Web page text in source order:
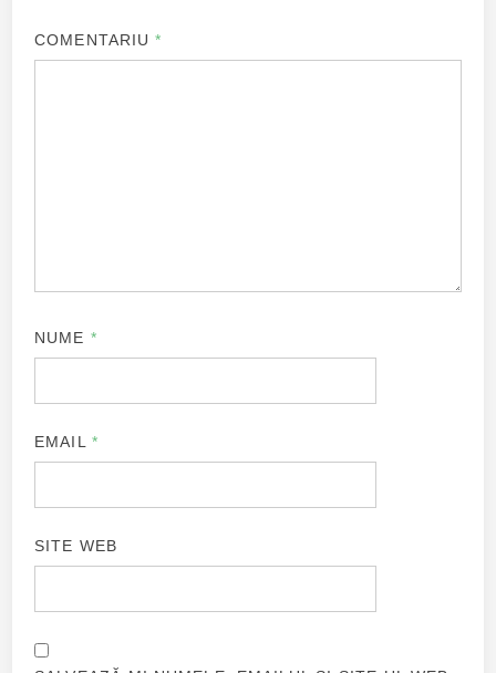
COMENTARIU*
NUME *
EMAIL *
SITE WEB